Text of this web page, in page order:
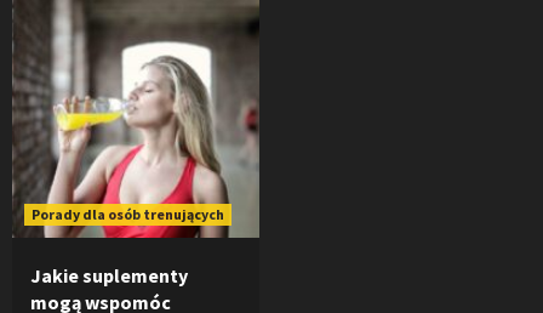
Porady dla osób trenujących
Jakie suplementy
mogą wspomóc